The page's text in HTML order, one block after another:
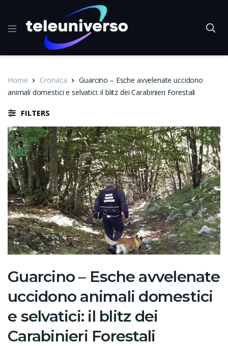
Home Cronaca
Guarcino – Esche avvelenate uccidono
animali domestici e selvatici: il blitz dei Carabinieri Forestali
FILTERS
Guarcino – Esche avvelenate
uccidono animali domestici
e selvatici: il blitz dei
Carabinieri Forestali